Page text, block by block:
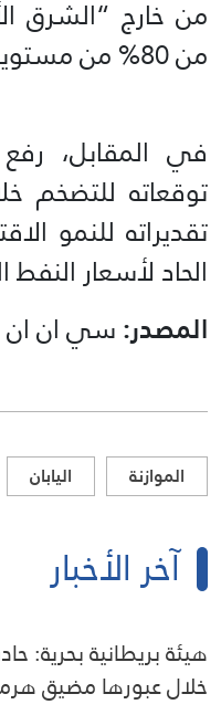
من خارج “الشرق
من 80% من مستوياتها السابقة.
في المقابل، رفع
توقعاته للتضخم
تقديراته للنمو
الحاد لأسعار النفط
المصدر:سي ان ان
الموازنة اليابان
آخر الأخبار
هيئة بريطانية بحرية:
خلال عبورها مضيق